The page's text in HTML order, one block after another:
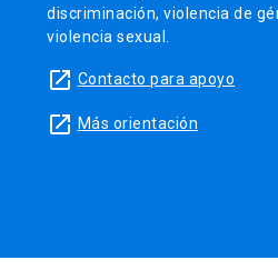
discriminación, violencia de
violencia sexual.
launch Contacto para apoyo
launch Más orientación